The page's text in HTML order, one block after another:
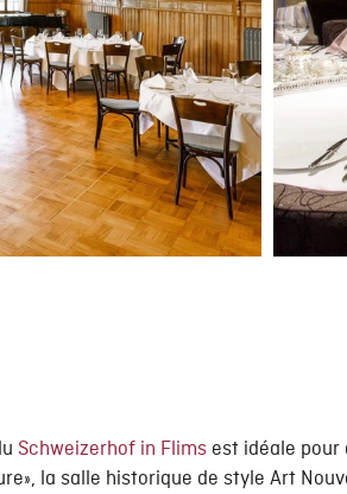
Schweizerhof in Flimsest idéale pour
la salle historique de style Art